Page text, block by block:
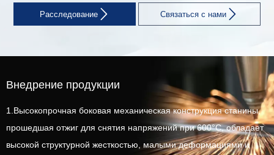
Расследование Связаться с нами 
Внедрение продукции
1.Высокопрочная боковая механическая конструкция станины,
прошедшая отжиг для снятия напряжений при 600°C, обладает
высокой структурной жесткостью, малыми деформациями и